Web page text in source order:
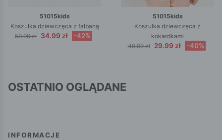
51015kids
Koszulka dziewczęca z falbaną
59.99 zł 34.99 zł -42%
51015kids
Koszulka dziewczęca z
kokardkami
49.99 zł
29.99 zł -40%
OSTATNIO OGLĄDANE
INFORMACJE